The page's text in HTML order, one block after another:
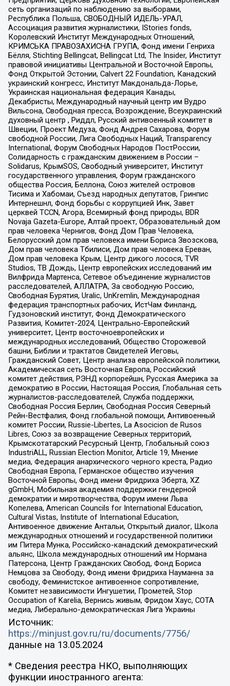
сеть организаций по наблюдению за выборами,
Республика Польша, СВОБОДНЫЙ ИДЕЛЬ-УРАЛ,
Ассоциация развития журналистики, IStories fonds,
Королевский Институт Международных Отношений,
КРИМСЬКА ПРАВОЗАХИСНА ГРУПА, Фонд имени Генриха
Бёлля, Stichting Bellingcat, Bellingcat Ltd, The Insider, Институт
правовой инициативы Центральной и Восточной Европы,
Фонд Открытой Эстонии, Calvert 22 Foundation, Канадский
украинский конгресс, Институт Макдональда-Лорье,
Украинская национальная федерация Канады,
Декабристы, Международный научный центр им Вудро
Вильсона, Свободная пресса, Возрождение, Всеукраинский
духовный центр , Риддл, Русский антивоенный комитет в
Швеции, Проект Медуза, Фонд Андрея Сахарова, Форум
свободной России, Лига Свободных Наций, Transparеncy
International, Форум Свободных Народов ПостРоссии,
Солидарность с гражданским движением в России –
Solidarus, КрымSOS, Свободный университет, Институт
государственного управления, Форум гражданского
общества Россия, Беллона, Союз жителей островов
Тисима и Хабомаи, Съезд народных депутатов, Гринпис
Интернешнл, Фонд борьбы с коррупцией Инк, Завет
церквей TCCN, Агора, Всемирный фонд природы, BDR
Novaja Gazeta-Europe, Алтай проект, Образовательный дом
прав человека Чернигов, Фонд Дом Прав Человека,
Белорусский дом прав человека имени Бориса Звозскова,
Дом прав человека Тбилиси, Дом прав человека Ереван,
Дом прав человека Крым, Центр дикого лосося, TVR
Studios, ТВ Дождь, Центр европейских исследований им
Вилфрида Мартенса, Сетевое объединение журналистов
расследователей, АЛЛАТРА, За свободную Россию,
Свободная Бурятия, Uralic, UnKremlin, Международная
федерация транспортных рабочих, ИстЧам Финланд,
Гудзоновский институт, Фонд Демократического
Развития, Комитет-2024, Центрально-Европейский
университет, Центр восточноевропейских и
международных исследований, Общество Сторожевой
башни, Библии и трактатов Свидетелей Иеговы,
Гражданский Совет, Центр анализа европейской политики,
Академическая сеть Восточная Европа, Российский
комитет действия, РЭНД корпорейшн, Русская Америка за
демократию в России, Настоящая Россия, Глобальная сеть
журналистов-расследователей, Служба поддержки,
Свободная Россия Берлин, Свободная Россия Северный
Рейн-Вестфалия, Фонд глобальной помощи, Антивоенный
комитет России, Russie-Libertes, La Asocicion de Rusos
Libres, Союз за возвращение Северных территорий,
Крымскотатарский Ресурсный Центр, Глобальный союз
IndustriALL, Russian Election Monitor, Article 19, Мнение
медиа, Федерация анархического черного креста, Радио
Свободная Европа, Германское общество изучения
Восточной Европы, Фонд имени Фридриха Эберта, XZ
gGmbH, Мобильная академия поддержки гендерной
демократии и миротворчества, Форум имени Льва
Копелева, American Councils for International Education,
Cultural Vistas, Institute of International Education,
Антивоенное движение Антальи, Открытый диалог, Школа
международных отношений и государственной политики
им Питера Мунка, Российско-канадский демократический
альянс, Школа международных отношений им Нормана
Патерсона, Центр Гражданских Свобод, Фонд Бориса
Немцова за Свободу, Фонд имени Фридриха Науманна за
свободу, Феминистское антивоенное сопротивление,
Комитет независимости Ингушетии, Прометей, Stop
Occupation of Karelia, Вернись живым, Фридом Хаус, СОТА
медиа, Либерально-демократическая Лига Украины
Источник:
https://minjust.gov.ru/ru/documents/7756/
данные на 13.05.2024
* Сведения реестра НКО, выполняющих
функции иностранного агента: